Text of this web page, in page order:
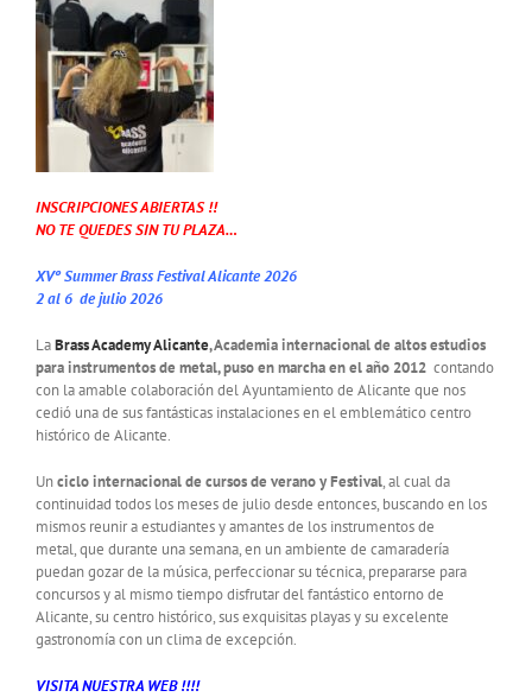
INSCRIPCIONES ABIERTAS !!
NO TE QUEDES SIN TU PLAZA…
XVº Summer Brass Festival Alicante 2026
2 al 6 de julio 2026
LaBrass Academy Alicante, Academia internacional de altos estudios
para instrumentos de metal, puso en marcha en el año 2012 contando
con la amable colaboración del Ayuntamiento de Alicante que nos
cedió una de sus fantásticas instalaciones en el emblemático centro
histórico de Alicante.
Unciclo internacional de cursos de verano y Festival, al cual da
continuidad todos los meses de julio desde entonces, buscando en los
mismos reunir a estudiantes y amantes de los instrumentos de
metal, que durante una semana, en un ambiente de camaradería
puedan gozar de la música, perfeccionar su técnica, prepararse para
concursos y al mismo tiempo disfrutar del fantástico entorno de
Alicante, su centro histórico, sus exquisitas playas y su excelente
gastronomía con un clima de excepción.
VISITA NUESTRA WEB !!!!